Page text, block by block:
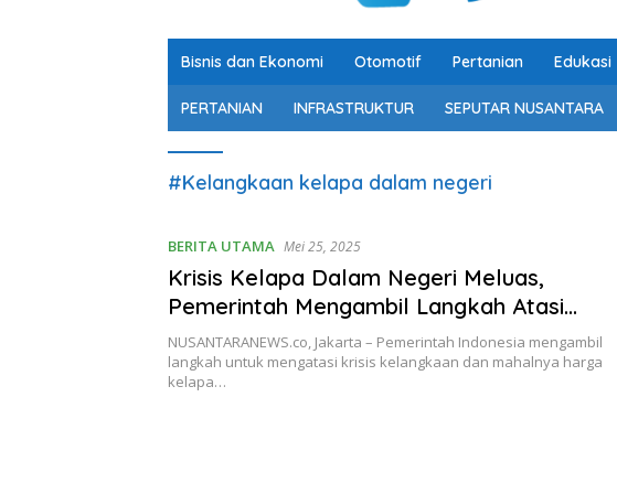
Bisnis dan Ekonomi Otomotif Pertanian Edukasi
PERTANIAN INFRASTRUKTUR SEPUTAR NUSANTARA
#Kelangkaan kelapa dalam negeri
BERITA UTAMA Mei 25, 2025
Krisis Kelapa Dalam Negeri Meluas,
Pemerintah Mengambil Langkah Atasi
Kelangkaan
NUSANTARANEWS.co, Jakarta – Pemerintah Indonesia mengambil
langkah untuk mengatasi krisis kelangkaan dan mahalnya harga
kelapa…